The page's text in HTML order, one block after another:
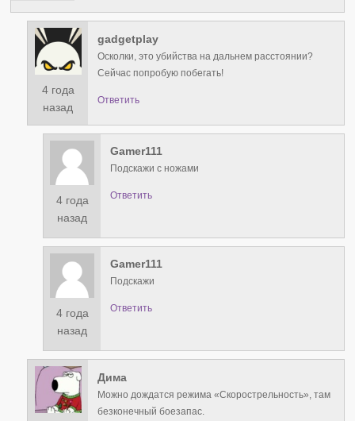
4 года
назад
gadgetplay
Осколки, это убийства на дальнем расстоянии?
Сейчас попробую побегать!
Ответить
4 года
назад
Gamer111
Подскажи с ножами
Ответить
4 года
назад
Gamer111
Подскажи
Ответить
Дима
Можно дождатся режима «Скорострельность», там
безконечный боезапас.